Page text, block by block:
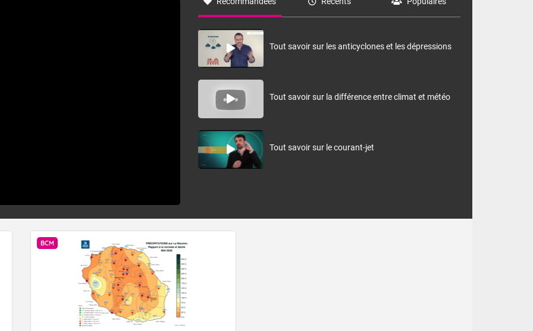
Tout savoir sur les anticyclones et les dépressions
Tout savoir sur la différence entre climat et météo
Tout savoir sur le courant-jet
BCM